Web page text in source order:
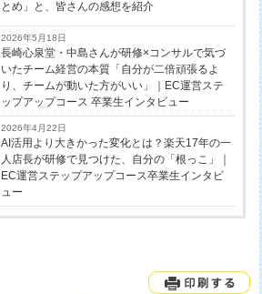
とめ」と、皆さんの感想を紹介
2026年5月18日
長崎心泉堂・中島さんが研修×コンサルで気づ
いたチーム経営の本質「自分が二倍頑張るよ
り、チームが動いた方がいい」｜EC運営ステ
ップアップコース 卒業生インタビュー
2026年4月22日
AI活用より大きかった変化とは？楽天17年の一
人店長が研修で見つけた、自分の「根っこ」｜
EC運営ステップアップコース卒業生インタビ
ュー